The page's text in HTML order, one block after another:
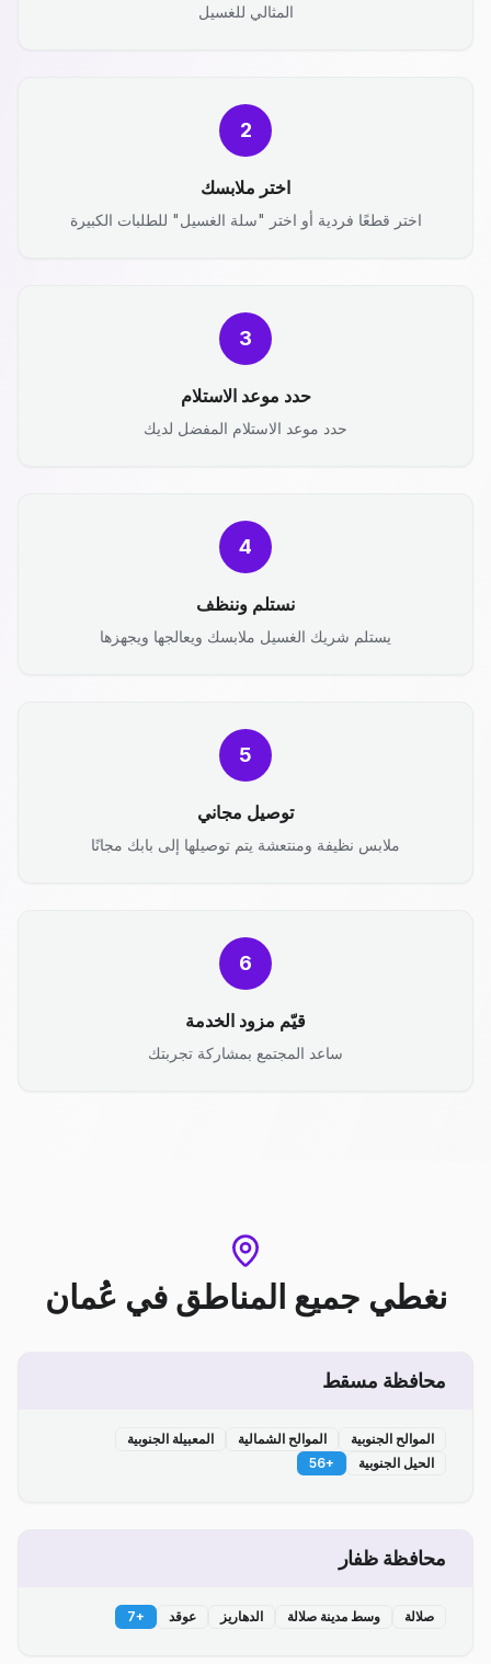
المثالي للغسيل
2
اختر ملابسك
اختر قطعًا فردية أو اختر "سلة الغسيل" للطلبات الكبيرة
3
حدد موعد الاستلام
حدد موعد الاستلام المفضل لديك
4
نستلم وننظف
يستلم شريك الغسيل ملابسك ويعالجها ويجهزها
5
توصيل مجاني
ملابس نظيفة ومنتعشة يتم توصيلها إلى بابك مجانًا
6
قيّم مزود الخدمة
ساعد المجتمع بمشاركة تجربتك
نغطي جميع المناطق في عُمان
محافظة مسقط
الموالح الجنوبية الموالح الشمالية
المعبيلة الجنوبية
الحيل الجنوبية
+
56
محافظة ظفار
صلالة وسط مدينة صلالة الدهاريز عوقد +
7